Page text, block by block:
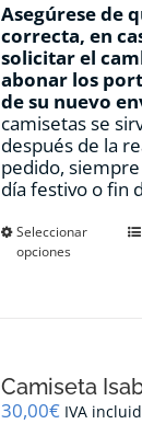
Asegúrese de
correcta, en
solicitar el
abonar los
de su nuevo
camisetas se
después de la
pedido,
día festivo o fin
Seleccionar
opciones
Camiseta
30,00€ IVA